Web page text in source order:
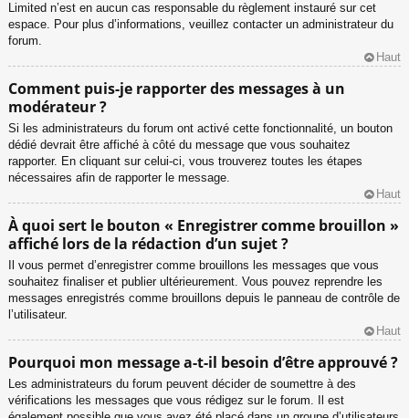
Limited n’est en aucun cas responsable du règlement instauré sur cet
espace. Pour plus d’informations, veuillez contacter un administrateur du
forum.
Haut
Comment puis-je rapporter des messages à un
modérateur ?
Si les administrateurs du forum ont activé cette fonctionnalité, un bouton
dédié devrait être affiché à côté du message que vous souhaitez
rapporter. En cliquant sur celui-ci, vous trouverez toutes les étapes
nécessaires afin de rapporter le message.
Haut
À quoi sert le bouton « Enregistrer comme brouillon »
affiché lors de la rédaction d’un sujet ?
Il vous permet d’enregistrer comme brouillons les messages que vous
souhaitez finaliser et publier ultérieurement. Vous pouvez reprendre les
messages enregistrés comme brouillons depuis le panneau de contrôle de
l’utilisateur.
Haut
Pourquoi mon message a-t-il besoin d’être approuvé ?
Les administrateurs du forum peuvent décider de soumettre à des
vérifications les messages que vous rédigez sur le forum. Il est